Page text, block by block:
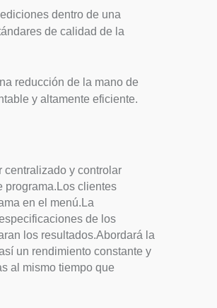
dentro de una
de calidad de la
reducción de la mano de
y altamente eficiente.
centralizado y controlar
programa.Los clientes
en el menú.La
de los
los resultados.Abordará la
un rendimiento constante y
al mismo tiempo que